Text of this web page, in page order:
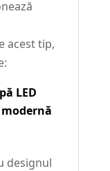
acest tip,
LED
designul